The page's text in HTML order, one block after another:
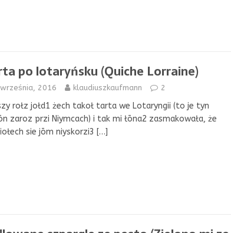
po lotaryńsku (Quiche Lorraine)
2016 klaudiuszkaufmann 2
rołz jołd1 żech takoł tarta we Lotaryngii (to je tyn
zaroz przi Niymcach) i tak mi łōna2 zasmakowała, że
sie jōm niyskorzi3 […]